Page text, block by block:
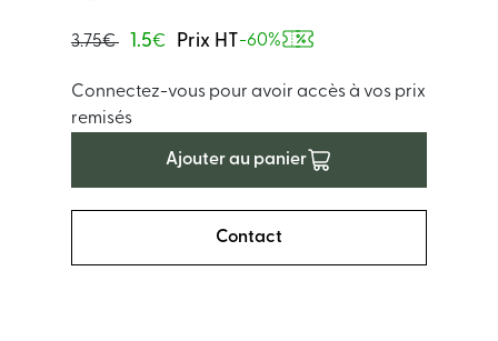
3.75€ 1.5€ Prix HT-60%
Connectez-vous pour avoir accès à vos prix
remisés
Ajouter au panier
Contact